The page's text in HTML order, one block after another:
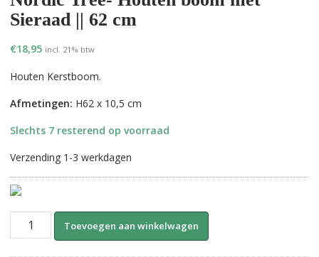
Sieraad || 62 cm
€18,95 incl. 21% btw
Houten Kerstboom.
Afmetingen: H62 x 10,5 cm
Slechts 7 resterend op voorraad
Verzending 1-3 werkdagen
Nordic
Tree-
Toevoegen aan winkelwagen